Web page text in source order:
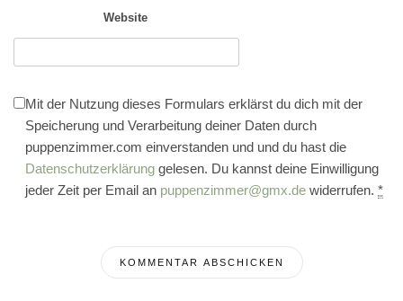
Website
Mit der Nutzung dieses Formulars erklärst du dich mit der
Speicherung und Verarbeitung deiner Daten durch
puppenzimmer.com einverstanden und und du hast die
Datenschutzerklärung gelesen. Du kannst deine Einwilligung
jeder Zeit per Email an puppenzimmer@gmx.de widerrufen. *